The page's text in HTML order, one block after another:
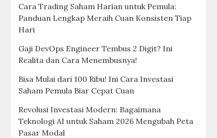
Cara Trading Saham Harian untuk Pemula:
Panduan Lengkap Meraih Cuan Konsisten Tiap
Hari
Gaji DevOps Engineer Tembus 2 Digit? Ini
Realita dan Cara Menembusnya!
Bisa Mulai dari 100 Ribu! Ini Cara Investasi
Saham Pemula Biar Cepat Cuan
Revolusi Investasi Modern: Bagaimana
Teknologi AI untuk Saham 2026 Mengubah Peta
Pasar Modal